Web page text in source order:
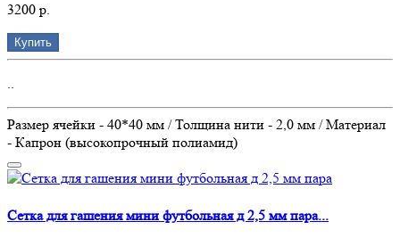
3200 р.
Купить
..
Размер ячейки - 40*40 мм / Толщина нити - 2,0 мм / Материал
- Капрон (высокопрочный полиамид)
Сетка для гашения мини футбольная д 2,5 мм пара...